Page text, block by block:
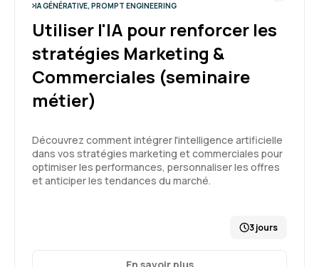
Je suis entièrement satisfait de la formation.
Etant un novice sur le sujet IA, j'en suis ressorti
avec une très bonne compréhension des
enjeux, du (méga) écosystème de l'industrie,
des principes de fonctionnement de l'IA et sur
les bonnes pratiques de "prompting". Bravo à
Aelion et bravo à notre Formateur. Encore
Formation : IA générative, état de l'art
Cécilia V. Le 19/05/2026
Formation : IA générative, état de l'art
IA GÉNÉRATIVE, PROMPT ENGINEERING
Utiliser l'IA pour renforcer les
stratégies Marketing &
Commerciales (seminaire
métier)
Découvrez comment intégrer l'intelligence artificielle
dans vos stratégies marketing et commerciales pour
optimiser les performances, personnaliser les offres
et anticiper les tendances du marché.
3 jours